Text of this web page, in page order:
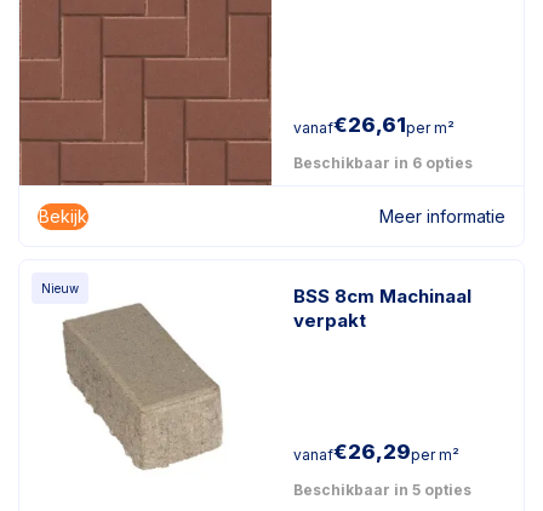
vanaf€26,61per m²
Beschikbaar in 6 opties
Bekijk Meer informatie
Nieuw
BSS 8cm Machinaal
verpakt
vanaf€26,29per m²
Beschikbaar in 5 opties